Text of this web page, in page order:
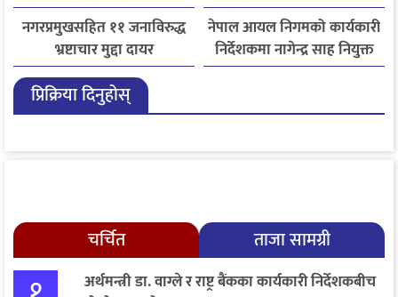
नगरप्रमुखसहित ११ जनाविरुद्ध
भ्रष्टाचार मुद्दा दायर
नेपाल आयल निगमको कार्यकारी
निर्देशकमा नागेन्द्र साह नियुक्त
प्रिक्रिया दिनुहोस्
चर्चित ताजा सामग्री
अर्थमन्त्री डा. वाग्ले र राष्ट्र बैंकका कार्यकारी निर्देशकबीच